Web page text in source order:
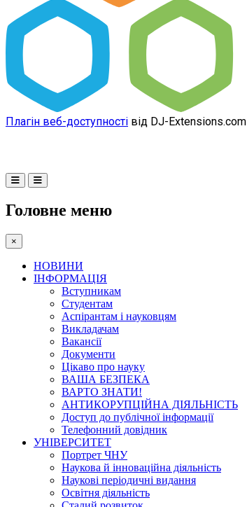
Плагін веб-доступності від DJ-Extensions.com
Головне меню
×
НОВИНИ
ІНФОРМАЦІЯ
Вступникам
Студентам
Аспірантам і науковцям
Викладачам
Вакансії
Документи
Цікаво про науку
ВАША БЕЗПЕКА
ВАРТО ЗНАТИ!
АНТИКОРУПЦІЙНА ДІЯЛЬНІСТЬ
Доступ до публічної інформації
Телефонний довідник
УНІВЕРСИТЕТ
Портрет ЧНУ
Наукова й інноваційна діяльність
Наукові періодичні видання
Освітня діяльність